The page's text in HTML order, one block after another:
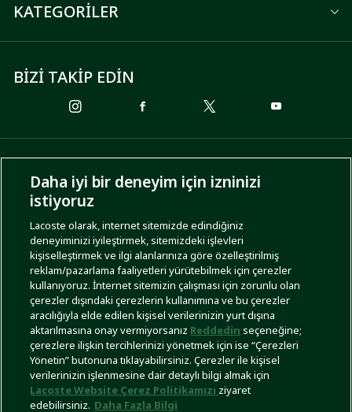
KATEGORİLER
BİZİ TAKİP EDİN
ÖDEME SEÇENEKLERİ
KARGO SEÇENEKLERİ
İşlem RehberiSite HaritasıKullanım ŞartlarıGizlilik Politikası
Daha iyi bir deneyim için izninizi
istiyoruz
Lacoste olarak, internet sitemizde edindiğiniz
deneyiminizi iyileştirmek, sitemizdeki işlevleri
kişiselleştirmek ve ilgi alanlarınıza göre özelleştirilmiş
reklam/pazarlama faaliyetleri yürütebilmek için çerezler
kullanıyoruz. İnternet sitemizin çalışması için zorunlu olan
çerezler dışındaki çerezlerin kullanımına ve bu çerezler
aracılığıyla elde edilen kişisel verilerinizin yurt dışına
aktarılmasına onay vermiyorsanız Reddedin seçeneğine;
çerezlere ilişkin tercihlerinizi yönetmek için ise “Çerezleri
Yönetin” butonuna tıklayabilirsiniz. Çerezler ile kişisel
verilerinizin işlenmesine dair detaylı bilgi almak için
Lacoste Website Çerez Politikamızı ziyaret
edebilirsiniz. Daha Fazla Bilgi